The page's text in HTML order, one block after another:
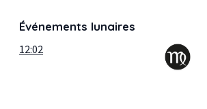
Événements lunaires
12:02